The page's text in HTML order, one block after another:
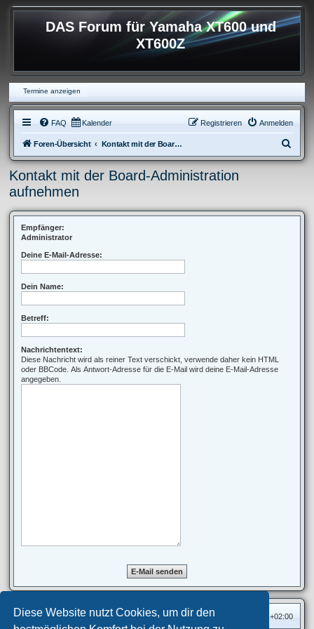
Diese Website nutzt Cookies, um dir den
DAS Forum für Yamaha XT600 und
XT600Z
Termine anzeigen
FAQ Kalender Anmelden
Registrieren
Foren-Übersicht Kontakt mit der Board-Administration aufnehmen
u
e
Kontakt mit der Board-Administration
aufnehmen
Empfänger:
Administrator
Deine E-Mail-Adresse:
Dein Name:
Betreff:
Nachrichtentext:
Diese Nachricht wird als reiner Text verschickt, verwende daher kein HTML
oder BBCode. Als Antwort-Adresse für die E-Mail wird deine E-Mail-Adresse
angegeben.
Foren-Übersicht Alle Zeiten sind UTC+02:00